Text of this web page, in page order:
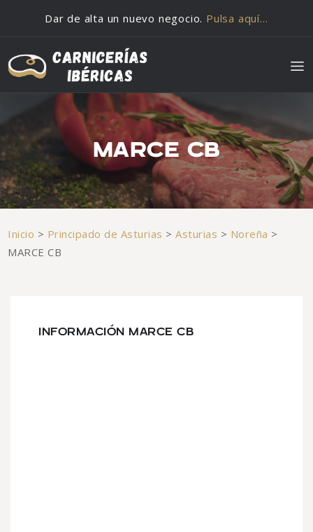
Dar de alta un nuevo negocio. Pulsa aquí…
MARCE CB
Inicio > Principado de Asturias >Asturias > Noreña >
MARCE CB
INFORMACIÓN MARCE CB